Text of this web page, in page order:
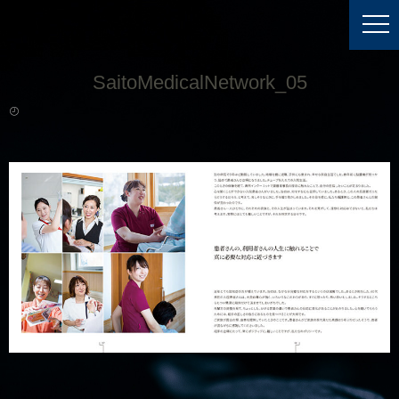
SaitoMedicalNetwork_05